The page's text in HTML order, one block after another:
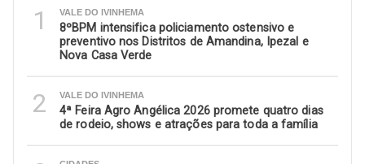
1 VALE DO IVINHEMA
8ºBPM intensifica policiamento ostensivo e
preventivo nos Distritos de Amandina, Ipezal e
Nova Casa Verde
2 VALE DO IVINHEMA
4ª Feira Agro Angélica 2026 promete quatro dias
de rodeio, shows e atrações para toda a família